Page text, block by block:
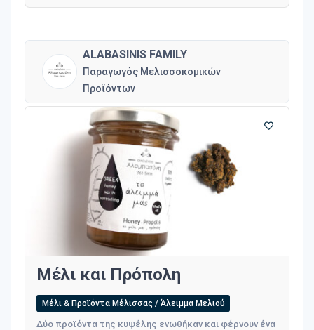
ALABASINIS FAMILY
Παραγωγός Μελισσοκομικών
Προϊόντων
Μέλι και Πρόπολη
Μέλι & Προϊόντα Μέλισσας / Άλειμμα Μελιού
Δύο προϊόντα της κυψέλης ενωθήκαν και φέρνουν ένα